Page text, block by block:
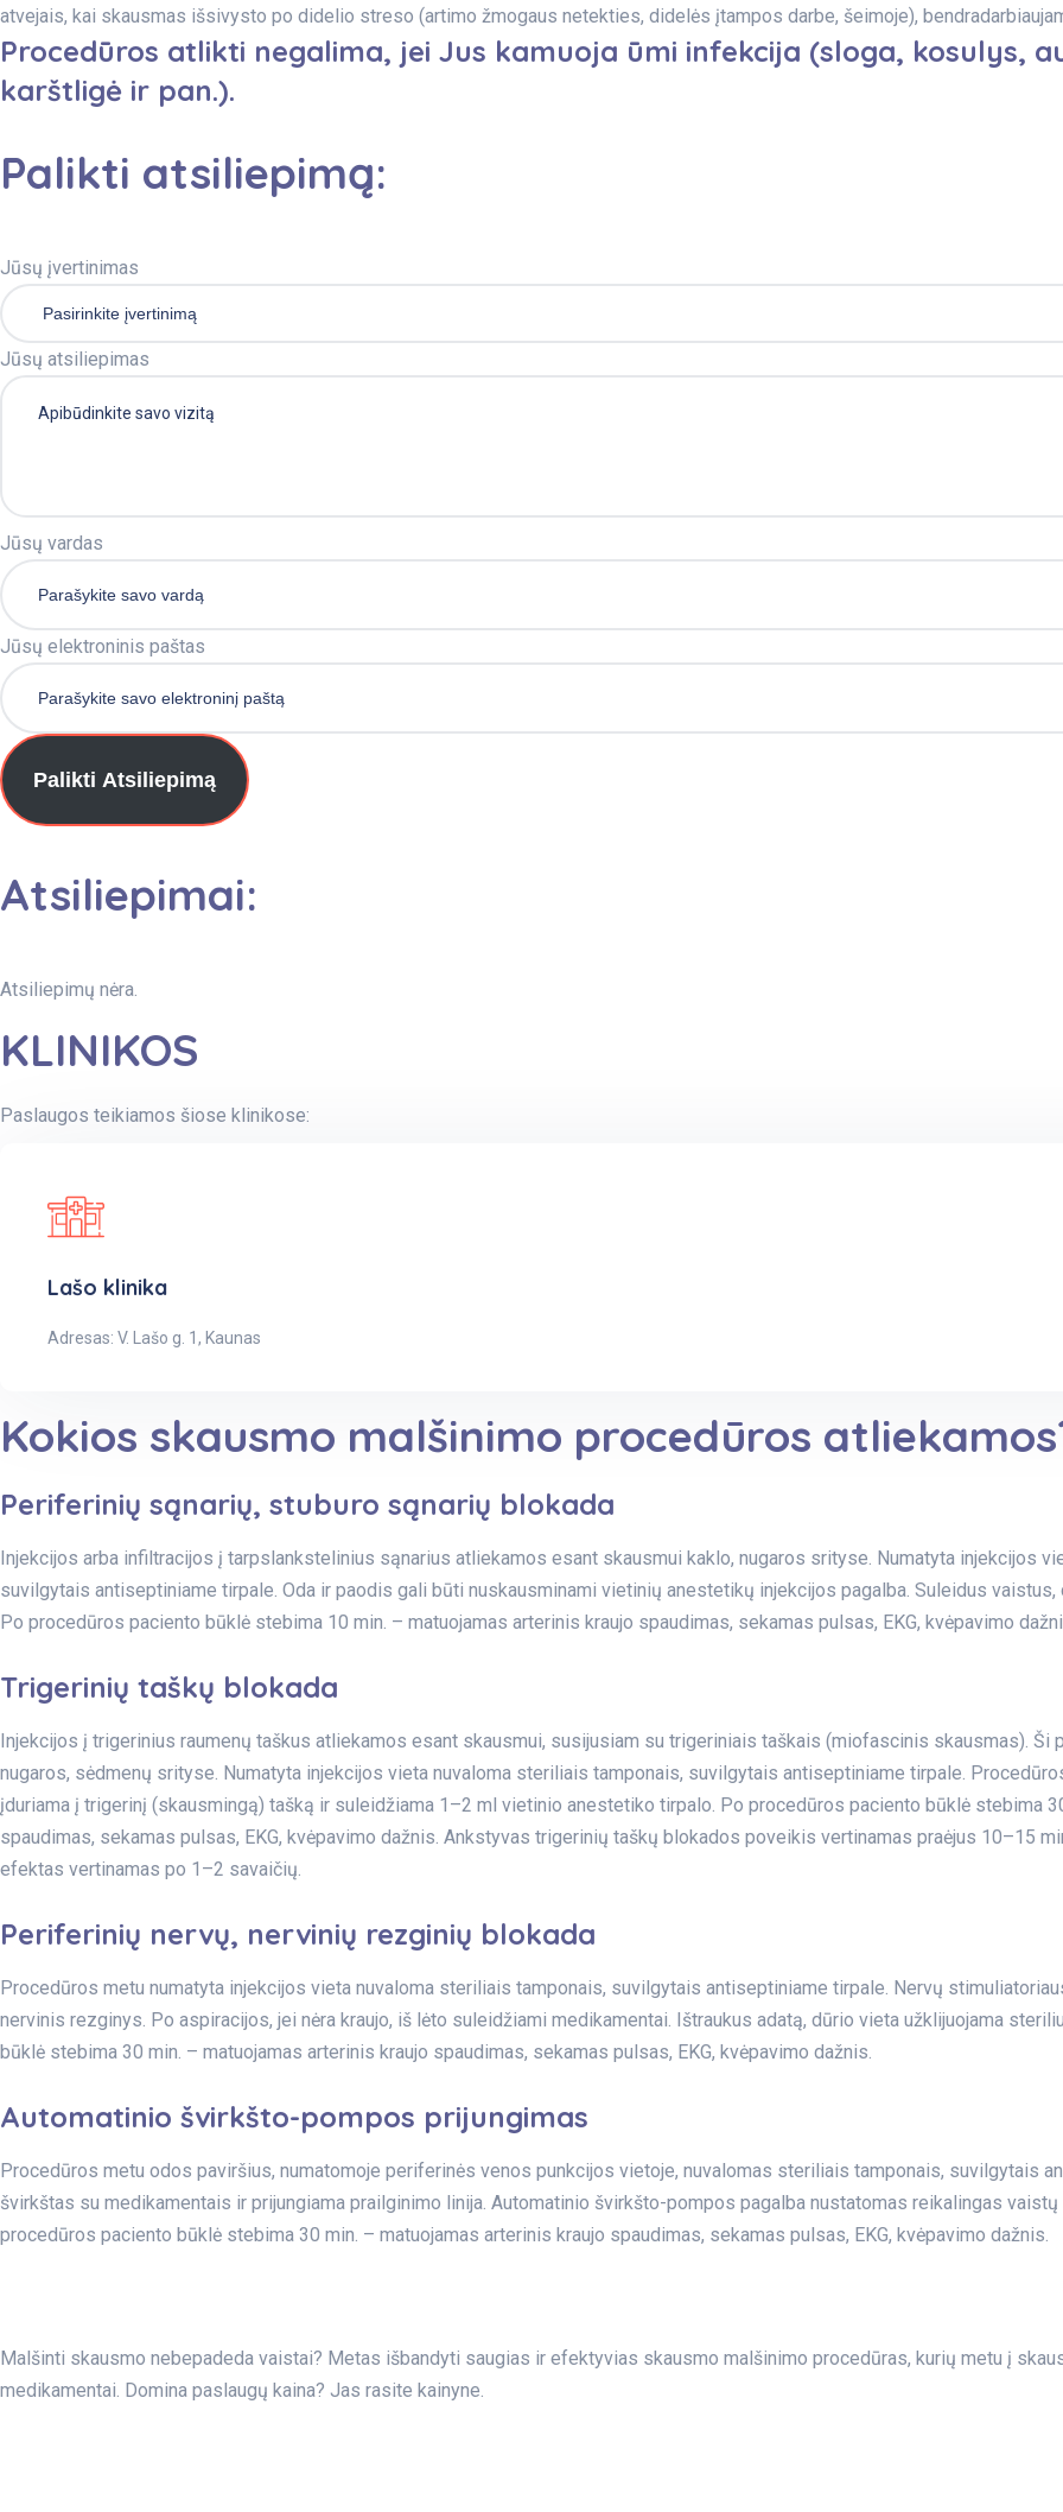
atvejais, kai skausmas išsivysto po didelio streso (artimo žmogaus netekties, didelės įtampos darbe, šeimoje),
Procedūros atlikti negalima, jei Jus kamuoja ūmi infekcija (sloga, kosulys,
karštligė ir pan.).
Palikti atsiliepimą:
Jūsų įvertinimas
Jūsų atsiliepimas
Jūsų vardas
Jūsų elektroninis paštas
Palikti Atsiliepimą
Atsiliepimai:
Atsiliepimų nėra.
KLINIKOS
Paslaugos teikiamos šiose klinikose:
Lašo klinika
Adresas: V. Lašo g. 1, Kaunas
Kokios skausmo malšinimo procedūros
Periferinių sąnarių, stuburo sąnarių blokada
Injekcijos arba infiltracijos į tarpslankstelinius sąnarius atliekamos esant skausmui kaklo, nugaros srityse. Numatyta injekcijos
suvilgytais antiseptiniame tirpale. Oda ir paodis gali būti nuskausminami vietinių anestetikų injekcijos pagalba. Suleidus
Po procedūros paciento būklė stebima 10 min. – matuojamas arterinis kraujo spaudimas, sekamas pulsas, EKG, kvėpavimo
Trigerinių taškų blokada
Injekcijos į trigerinius raumenų taškus atliekamos esant skausmui, susijusiam su trigeriniais taškais (miofascinis skausmas). Ši
nugaros, sėdmenų srityse. Numatyta injekcijos vieta nuvaloma steriliais tamponais, suvilgytais antiseptiniame tirpale.
įduriama į trigerinį (skausmingą) tašką ir suleidžiama 1–2 ml vietinio anestetiko tirpalo. Po procedūros paciento būklė stebima
spaudimas, sekamas pulsas, EKG, kvėpavimo dažnis. Ankstyvas trigerinių taškų blokados poveikis vertinamas praėjus 10–15
efektas vertinamas po 1–2 savaičių.
Periferinių nervų, nervinių rezginių blokada
Procedūros metu numatyta injekcijos vieta nuvaloma steriliais tamponais, suvilgytais antiseptiniame tirpale. Nervų
nervinis rezginys. Po aspiracijos, jei nėra kraujo, iš lėto suleidžiami medikamentai. Ištraukus adatą, dūrio vieta užklijuojama
būklė stebima 30 min. – matuojamas arterinis kraujo spaudimas, sekamas pulsas, EKG, kvėpavimo dažnis.
Automatinio švirkšto-pompos prijungimas
Procedūros metu odos paviršius, numatomoje periferinės venos punkcijos vietoje, nuvalomas steriliais tamponais, suvilgytais
švirkštas su medikamentais ir prijungiama prailginimo linija. Automatinio švirkšto-pompos pagalba nustatomas reikalingas
procedūros paciento būklė stebima 30 min. – matuojamas arterinis kraujo spaudimas, sekamas pulsas, EKG, kvėpavimo dažnis.
Malšinti skausmo nebepadeda vaistai? Metas išbandyti saugias ir efektyvias skausmo malšinimo procedūras, kurių metu į
medikamentai. Domina paslaugų kaina? Jas rasite kainyne.